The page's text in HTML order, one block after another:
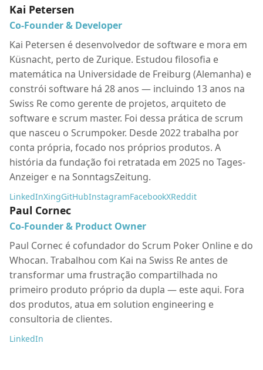
Kai Petersen
Co-Founder & Developer
Kai Petersen é desenvolvedor de software e mora em
Küsnacht, perto de Zurique. Estudou filosofia e
matemática na Universidade de Freiburg (Alemanha) e
constrói software há 28 anos — incluindo 13 anos na
Swiss Re como gerente de projetos, arquiteto de
software e scrum master. Foi dessa prática de scrum
que nasceu o Scrumpoker. Desde 2022 trabalha por
conta própria, focado nos próprios produtos. A
história da fundação foi retratada em 2025 no Tages-
Anzeiger e na SonntagsZeitung.
LinkedInXingGitHubInstagramFacebookXReddit
Paul Cornec
Co-Founder & Product Owner
Paul Cornec é cofundador do Scrum Poker Online e do
Whocan. Trabalhou com Kai na Swiss Re antes de
transformar uma frustração compartilhada no
primeiro produto próprio da dupla — este aqui. Fora
dos produtos, atua em solution engineering e
consultoria de clientes.
LinkedIn